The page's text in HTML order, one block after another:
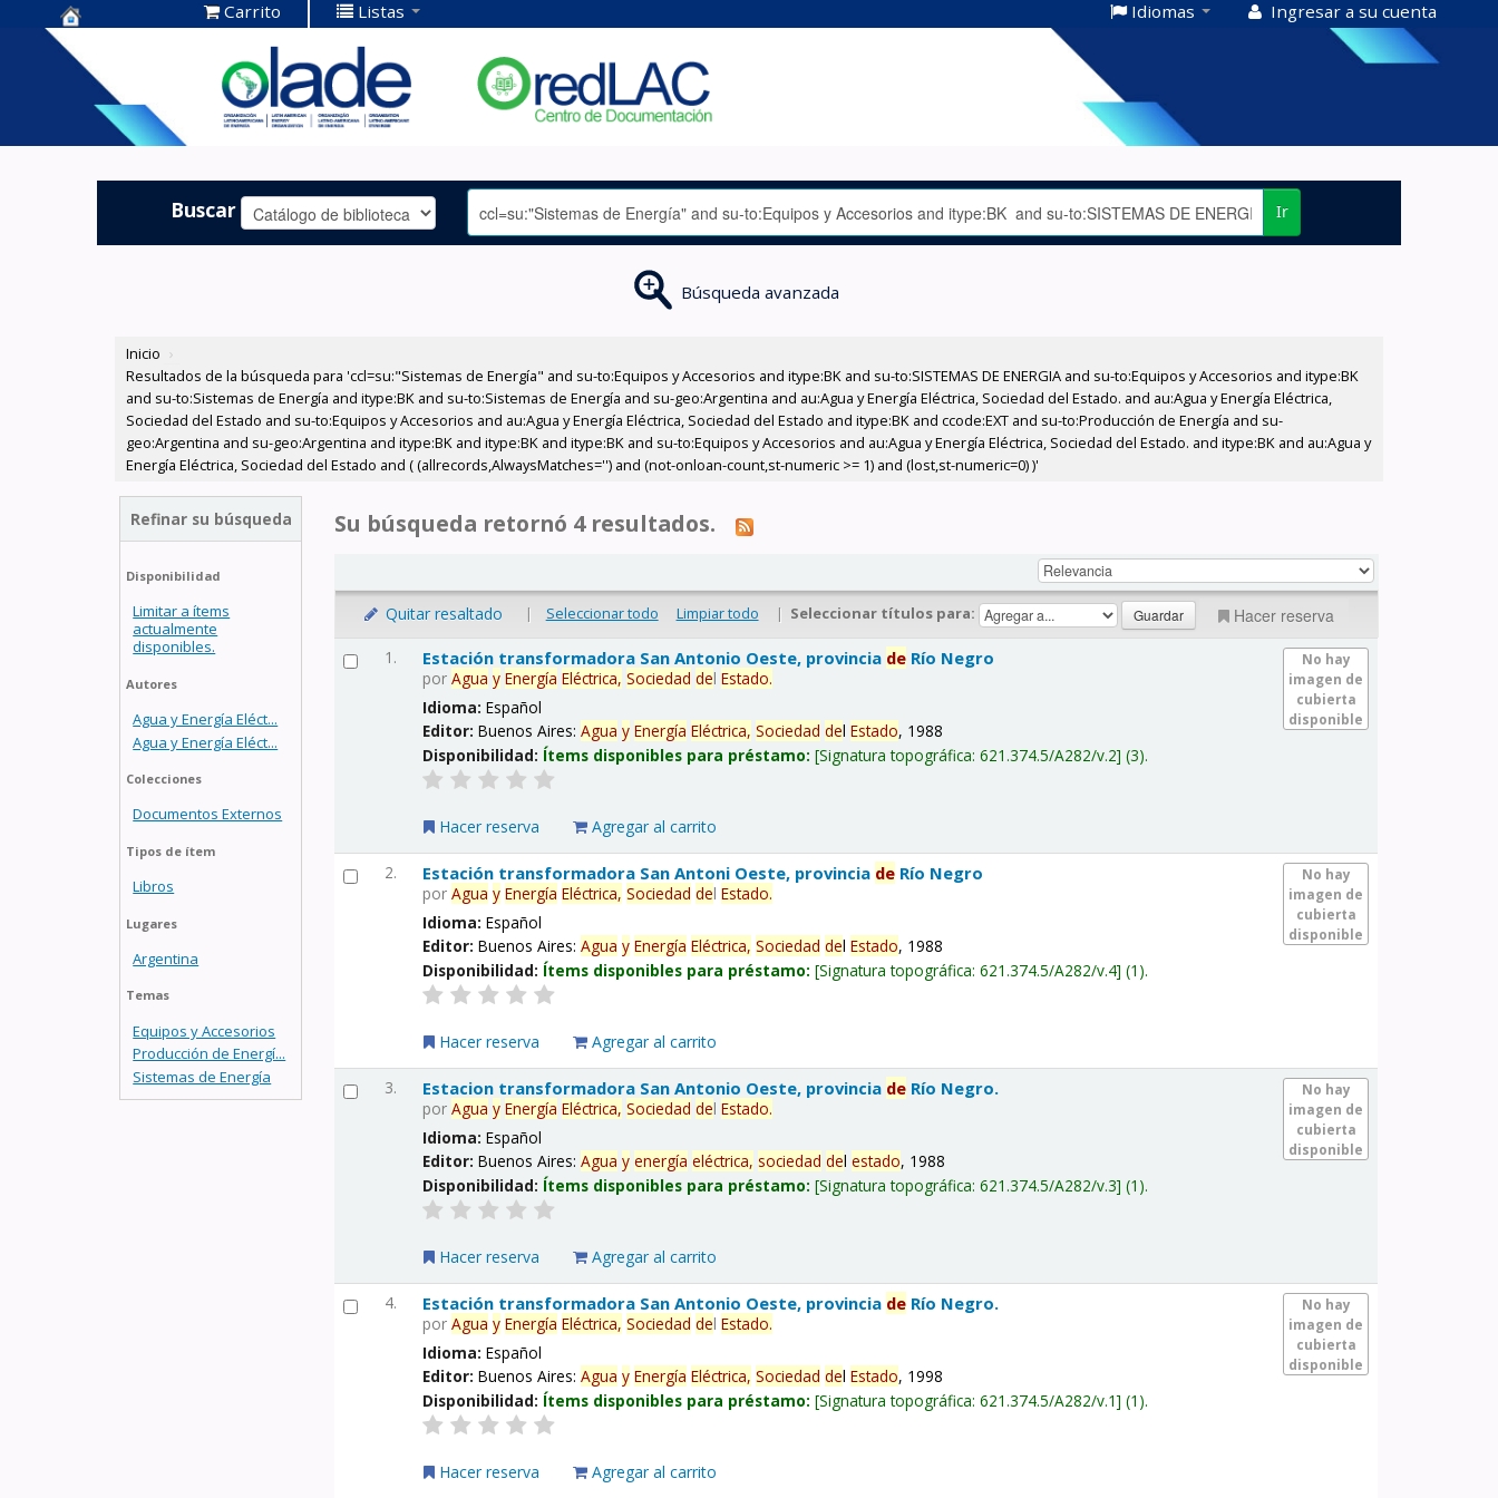
Centro de
Documentación
OLADE -
Carrito Listas Idiomas Ingresar a su cuenta
Buscar Ir
Búsqueda avanzada
Inicio ›
Resultados de la búsqueda para 'ccl=su:"Sistemas de Energía" and su-to:Equipos y Accesorios and itype:BK and su-to:SISTEMAS DE ENERGIA and su-to:Equipos y Accesorios and itype:BK
and su-to:Sistemas de Energía and itype:BK and su-to:Sistemas de Energía and su-geo:Argentina and au:Agua y Energía Eléctrica, Sociedad del Estado. and au:Agua y Energía Eléctrica,
Sociedad del Estado and su-to:Equipos y Accesorios and au:Agua y Energía Eléctrica, Sociedad del Estado and itype:BK and ccode:EXT and su-to:Producción de Energía and su-
geo:Argentina and su-geo:Argentina and itype:BK and itype:BK and itype:BK and su-to:Equipos y Accesorios and au:Agua y Energía Eléctrica, Sociedad del Estado. and itype:BK and au:Agua y
Energía Eléctrica, Sociedad del Estado and ( (allrecords,AlwaysMatches='') and (not-onloan-count,st-numeric >= 1) and (lost,st-numeric=0) )'
Refinar su búsqueda
Disponibilidad
Limitar a ítems
actualmente
disponibles.
Autores
Agua y Energía Eléct...
Agua y Energía Eléct...
Colecciones
Documentos Externos
Tipos de ítem
Libros
Lugares
Argentina
Temas
Equipos y Accesorios
Producción de Energí...
Sistemas de Energía
Su búsqueda retornó 4 resultados.
Quitar resaltado | Seleccionar todo Limpiar todo | Seleccionar títulos para: Hacer reserva
1.
No hay
imagen de
cubierta
disponible
Estación transformadora San Antonio Oeste, provincia de Río Negro
porAgua y Energía Eléctrica, Sociedad delEstado.
Idioma:Español
Editor:Buenos Aires:Agua y Energía Eléctrica, Sociedad delEstado, 1988
Disponibilidad: Ítems disponibles para préstamo: Signatura topográfica:621.374.5/A282/v.2 (3).
Hacer reserva Agregar al carrito
2.
No hay
imagen de
cubierta
disponible
Estación transformadora San Antoni Oeste, provincia de Río Negro
porAgua y Energía Eléctrica, Sociedad delEstado.
Idioma:Español
Editor:Buenos Aires:Agua y Energía Eléctrica, Sociedad delEstado, 1988
Disponibilidad: Ítems disponibles para préstamo: Signatura topográfica:621.374.5/A282/v.4 (1).
Hacer reserva Agregar al carrito
3.
No hay
imagen de
cubierta
disponible
Estacion transformadora San Antonio Oeste, provincia de Río Negro.
porAgua y Energía Eléctrica, Sociedad delEstado.
Idioma:Español
Editor:Buenos Aires:Agua y energía eléctrica, sociedad delestado, 1988
Disponibilidad: Ítems disponibles para préstamo: Signatura topográfica:621.374.5/A282/v.3 (1).
Hacer reserva Agregar al carrito
4.
No hay
imagen de
cubierta
disponible
Estación transformadora San Antonio Oeste, provincia de Río Negro.
porAgua y Energía Eléctrica, Sociedad delEstado.
Idioma:Español
Editor:Buenos Aires:Agua y Energía Eléctrica, Sociedad delEstado, 1998
Disponibilidad: Ítems disponibles para préstamo: Signatura topográfica:621.374.5/A282/v.1 (1).
Hacer reserva Agregar al carrito